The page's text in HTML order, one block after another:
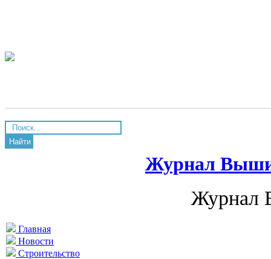
Найти
Главная
Новости
Строительство
Журнал
Журнал